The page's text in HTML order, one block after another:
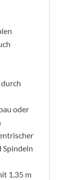
oder
Spindeln
1,35 m